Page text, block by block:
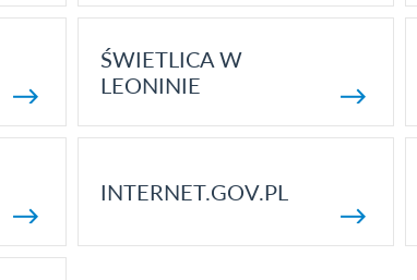
ŚWIETLICA W
LEONINIE
INTERNET.GOV.PL